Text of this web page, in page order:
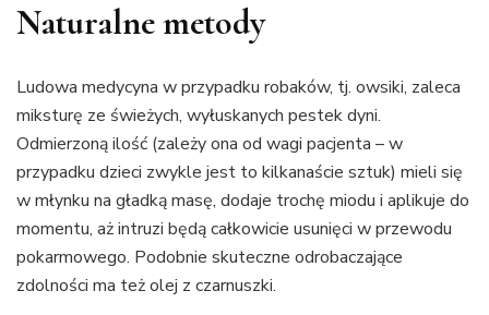
Naturalne metody
Ludowa medycyna w przypadku robaków, tj. owsiki, zaleca
miksturę ze świeżych, wyłuskanych pestek dyni.
Odmierzoną ilość (zależy ona od wagi pacjenta – w
przypadku dzieci zwykle jest to kilkanaście sztuk) mieli się
w młynku na gładką masę, dodaje trochę miodu i aplikuje do
momentu, aż intruzi będą całkowicie usunięci w przewodu
pokarmowego. Podobnie skuteczne odrobaczające
zdolności ma też olej z czarnuszki.